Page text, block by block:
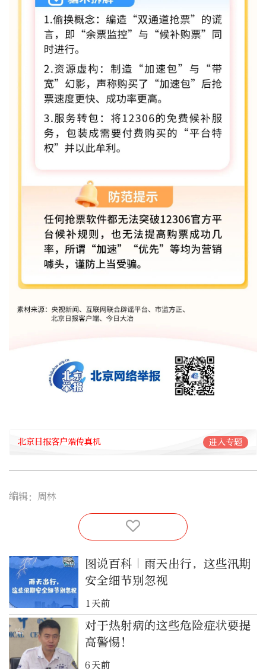
北京日报客户端传真机 进入专题
编辑：周林
图说百科｜雨天出行，这些汛期
安全细节别忽视
1天前
对于热射病的这些危险症状要提
高警惕！
6天前